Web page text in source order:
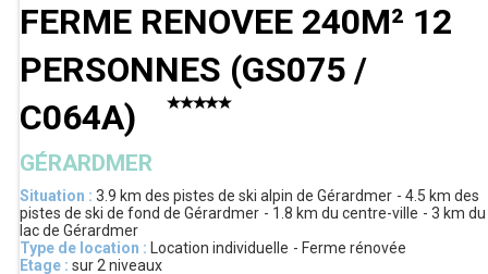
FERME RENOVEE 240M² 12
PERSONNES (GS075 /
C064A)
GÉRARDMER
Situation : 3.9 km des pistes de ski alpin de Gérardmer 4.5 km des
pistes de ski de fond de Gérardmer
1.8 km du centre-ville 3 km du
lac de Gérardmer
Type de location : Location individuelle
Ferme rénovée
Etage : sur 2 niveaux